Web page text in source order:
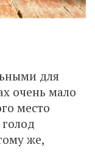
для
очень мало
место
же,